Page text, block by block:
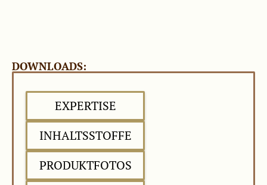
DOWNLOADS:
EXPERTISE
INHALTSSTOFFE
PRODUKTFOTOS